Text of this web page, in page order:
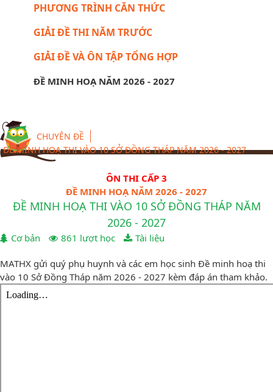
PHƯƠNG TRÌNH CĂN THỨC
GIẢI ĐỀ THI NĂM TRƯỚC
GIẢI ĐỀ VÀ ÔN TẬP TỔNG HỢP
ĐỀ MINH HOẠ NĂM 2026 - 2027
CHUYÊN ĐỀ
ĐỀ MINH HOẠ THI VÀO 10 SỞ ĐỒNG THÁP NĂM 2026 - 2027
ÔN THI CẤP 3
ĐỀ MINH HOẠ NĂM 2026 - 2027
ĐỀ MINH HOẠ THI VÀO 10 SỞ ĐỒNG THÁP NĂM
2026 - 2027
Cơ bản 861 lượt học Tài liệu
MATHX gửi quý phụ huynh và các em học sinh Đề minh hoạ thi
vào 10 Sở Đồng Tháp năm 2026 - 2027 kèm đáp án tham khảo.